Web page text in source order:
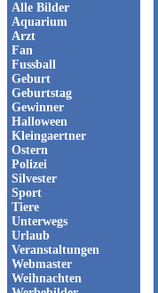
Alle Bilder
Aquarium
Arzt
Fan
Fussball
Geburt
Geburtstag
Gewinner
Halloween
Kleingaertner
Ostern
Polizei
Silvester
Sport
Tiere
Unterwegs
Urlaub
Veranstaltungen
Webmaster
Weihnachten